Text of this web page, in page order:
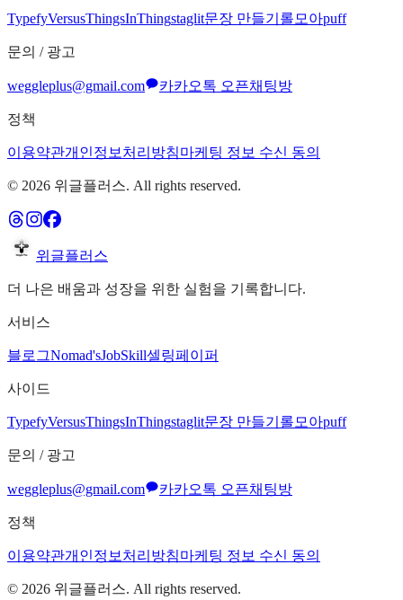
TypefyVersusThingsInThingstaglit문장 만들기 롤모아puff
문의 / 광고
weggleplus@gmail.com 카카오톡 오픈채팅방
정책
이용약관개인정보처리방침마케팅 정보 수신 동의
© 2026 위글플러스. All rights reserved.
위글플러스
더 나은 배움과 성장을 위한 실험을 기록합니다.
서비스
블로그Nomad'sJobSkill셀링페이퍼
사이드
TypefyVersusThingsInThingstaglit문장 만들기 롤모아puff
문의 / 광고
weggleplus@gmail.com 카카오톡 오픈채팅방
정책
이용약관개인정보처리방침마케팅 정보 수신 동의
© 2026 위글플러스. All rights reserved.